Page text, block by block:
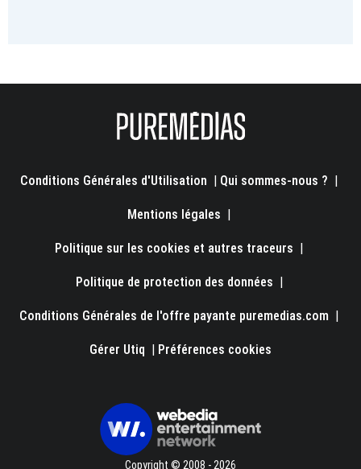
Conditions Générales d'Utilisation | Qui sommes-nous ? |
Mentions légales |
Politique sur les cookies et autres traceurs |
Politique de protection des données |
Conditions Générales de l'offre payante puremedias.com |
Gérer Utiq | Préférences cookies
Copyright © 2008 - 2026